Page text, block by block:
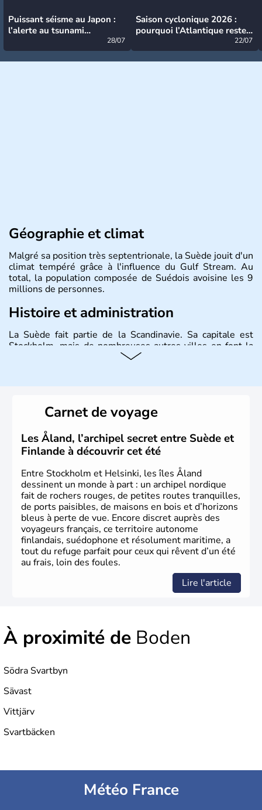
Puissant séisme au Japon :
l’alerte au tsunami
28/07
Saison cyclonique 2026 :
pourquoi l’Atlantique reste
22/07
Géographie et climat
Malgré sa position très septentrionale, la Suède jouit d'un
climat tempéré grâce à l'influence du Gulf Stream. Au
total, la population composée de Suédois avoisine les 9
millions de personnes.
Histoire et administration
La Suède fait partie de la Scandinavie. Sa capitale est
Stockholm, mais de nombreuses autres villes en font la
renommée comme Malmö et Göteborg. Elle fait partie de
de cuivre et de bois.
Carnet de voyage
Les Åland, l’archipel secret entre Suède et
Finlande à découvrir cet été
Entre Stockholm et Helsinki, les îles Åland
dessinent un monde à part : un archipel nordique
fait de rochers rouges, de petites routes tranquilles,
de ports paisibles, de maisons en bois et d’horizons
bleus à perte de vue. Encore discret auprès des
voyageurs français, ce territoire autonome
finlandais, suédophone et résolument maritime, a
tout du refuge parfait pour ceux qui rêvent d’un été
au frais, loin des foules.
Lire l'article
À proximité de Boden
Södra Svartbyn
Sävast
Vittjärv
Svartbäcken
Météo France